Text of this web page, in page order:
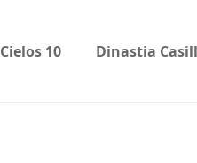
10 Dinastia